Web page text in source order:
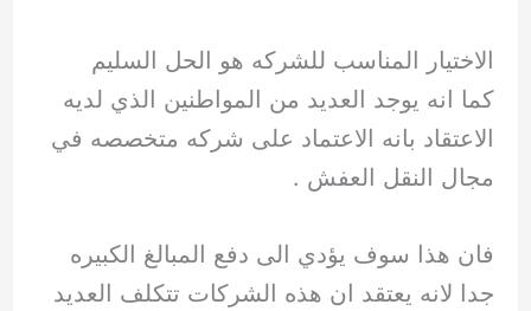
الاختيار المناسب للشركه هو الحل السليم
كما انه يوجد العديد من المواطنين الذي لديه
الاعتقاد بانه الاعتماد على شركه متخصصه في
مجال النقل العفش .
فان هذا سوف يؤدي الى دفع المبالغ الكبيره
جدا لانه يعتقد ان هذه الشركات تتكلف العديد